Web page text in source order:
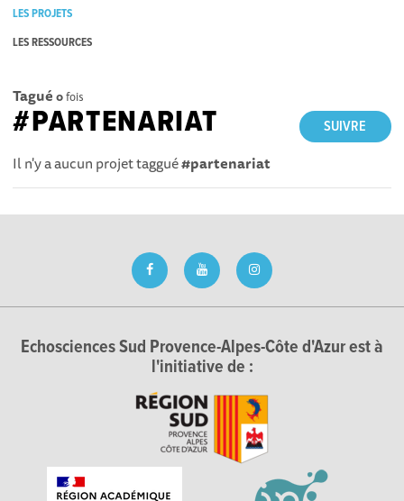
LES PROJETS
LES RESSOURCES
Tagué 0fois
SUIVRE
#PARTENARIAT
Il n'y a aucun projet taggué#partenariat
Echosciences Sud Provence-Alpes-Côte d'Azur est à
l'initiative de :